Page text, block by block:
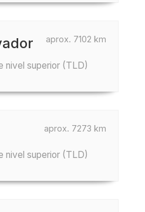
aprox. 7102 km
nivel superior (TLD)
aprox. 7273 km
nivel superior (TLD)